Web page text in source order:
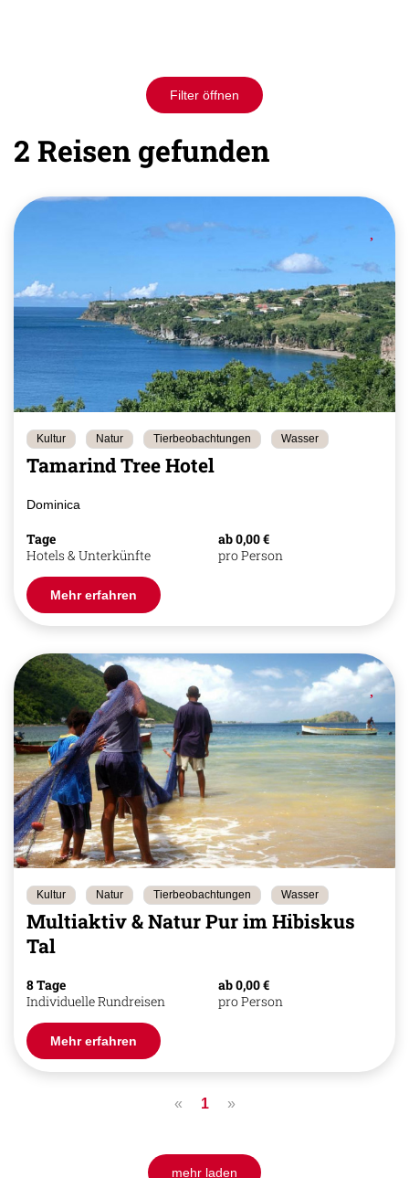
Filter öffnen
2 Reisen gefunden
Kultur Natur Tierbeobachtungen Wasser
Tamarind Tree Hotel
Dominica
Tage
Hotels & Unterkünfte
ab 0,00 €
pro Person
Mehr erfahren
Kultur Natur Tierbeobachtungen Wasser
Multiaktiv & Natur Pur im Hibiskus
Tal
8 Tage
Individuelle Rundreisen
ab 0,00 €
pro Person
Mehr erfahren
« 1 »
mehr laden